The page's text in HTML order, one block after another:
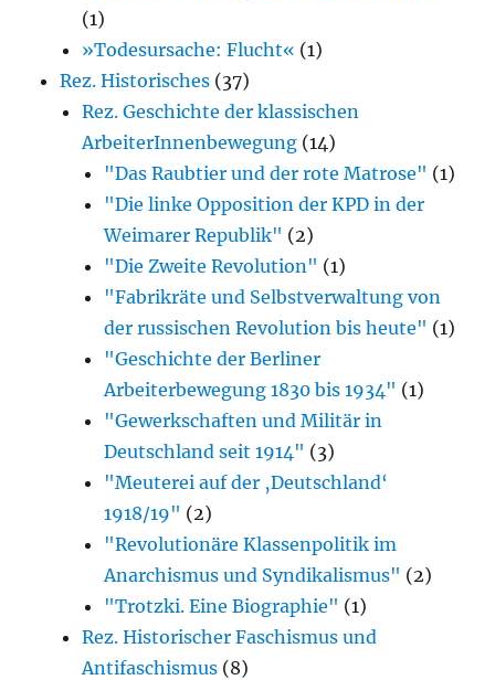
(1)
»Todesursache: Flucht« (1)
Rez. Historisches (37)
Rez. Geschichte der klassischen
ArbeiterInnenbewegung (14)
"Das Raubtier und der rote Matrose" (1)
"Die linke Opposition der KPD in der
Weimarer Republik" (2)
"Die Zweite Revolution" (1)
"Fabrikräte und Selbstverwaltung von
der russischen Revolution bis heute" (1)
"Geschichte der Berliner
Arbeiterbewegung 1830 bis 1934" (1)
"Gewerkschaften und Militär in
Deutschland seit 1914" (3)
"Meuterei auf der ‚Deutschland‘
1918/19" (2)
"Revolutionäre Klassenpolitik im
Anarchismus und Syndikalismus" (2)
"Trotzki. Eine Biographie" (1)
Rez. Historischer Faschismus und
Antifaschismus (8)